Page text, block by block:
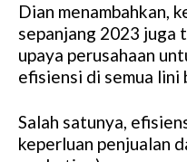
Dian menambahkan,
sepanjang 2023 juga
upaya perusahaan
efisiensi di semua lini
Salah satunya,
keperluan penjualan